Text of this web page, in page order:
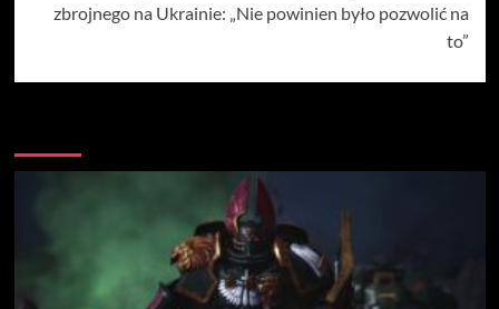
zbrojnego na Ukrainie: „Nie powinien było pozwolić na
to”